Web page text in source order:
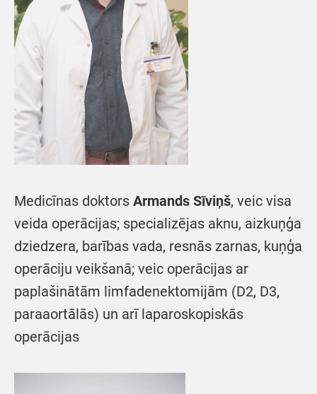
Medicīnas doktors Armands Sīviņš, veic visa
veida operācijas; specializējas aknu, aizkuņģa
dziedzera, barības vada, resnās zarnas, kuņģa
operāciju veikšanā; veic operācijas ar
paplašinātām limfadenektomijām (D2, D3,
paraaortālās) un arī laparoskopiskās
operācijas